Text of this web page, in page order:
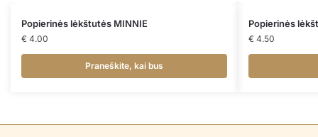
Popierinės lėkštutės MINNIE
€ 4.00
Praneškite, kai bus
Popierinės
€ 4.50